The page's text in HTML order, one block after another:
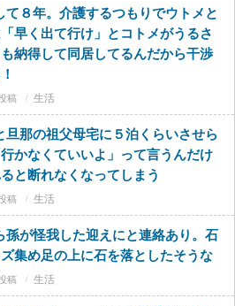
て８年。介護するつもりでウトメと
早く出て行け」とコトメがうるさ
納得して同居してるんだから干渉
生活
旦那の祖父母宅に５泊くらいさせら
かなくていいよ」って言うんだけ
と断れなくなってしまう
生活
孫が怪我した迎えにと連絡あり。石
集め足の上に石を落としたそうな
生活